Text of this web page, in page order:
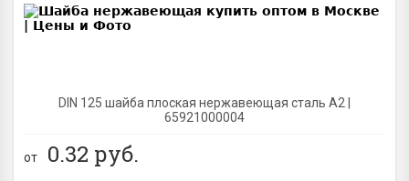
DIN 125 шайба плоская нержавеющая сталь A2 |
65921000004
от 0.32 руб.